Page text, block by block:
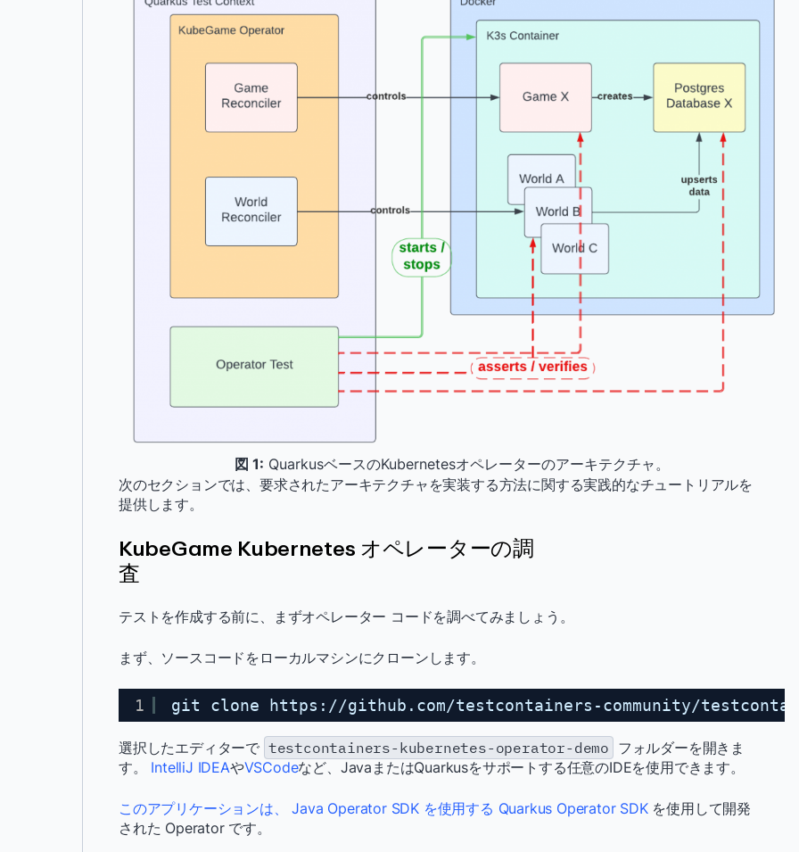
図 1: QuarkusベースのKubernetesオペレーターのアーキテクチャ。
次のセクションでは、要求されたアーキテクチャを実装する方法に関する実践的なチュートリアルを
提供します。
KubeGame Kubernetes オペレーターの調
査
テストを作成する前に、まずオペレーター コードを調べてみましょう。
まず、ソースコードをローカルマシンにクローンします。
1 git clone https://github.com/testcontainers-community/
選択したエディターで testcontainers-kubernetes-operator-demo フォルダーを開きま
す。 IntelliJ IDEAやVSCodeなど、JavaまたはQuarkusをサポートする任意のIDEを使用できます。
このアプリケーションは、 Java Operator SDK を使用する Quarkus Operator SDKを使用して開発
された Operator です。